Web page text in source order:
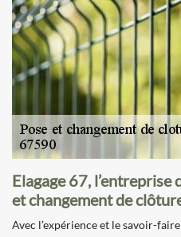
Elagage 67, l’entreprise
et changement de
Avec l’expérience et le savoir-